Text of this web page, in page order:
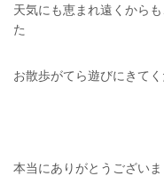
天気にも恵まれ遠くから
た
お散歩がてら遊びにきて
本当にありがとうございま